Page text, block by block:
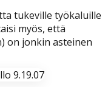
tukeville työkaluille
myös, että
on jonkin asteinen